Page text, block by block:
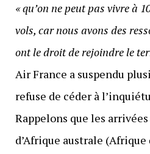
« qu’on ne peut pas vivre à
vols, car nous avons des
ont le droit de rejoindre le
Air France a suspendu
refuse de céder à
Rappelons que les
d’Afrique australe (Afrique